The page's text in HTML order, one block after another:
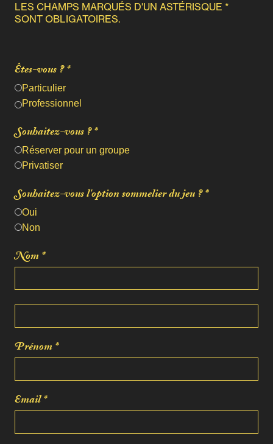
LES CHAMPS MARQUÉS D'UN ASTÉRISQUE *
SONT OBLIGATOIRES.
Êtes-vous ? *
Particulier
Professionnel
Souhaitez-vous ? *
Réserver pour un groupe
Privatiser
Souhaitez-vous l'option sommelier du jeu ? *
Oui
Non
Nom *
Prénom *
Email *